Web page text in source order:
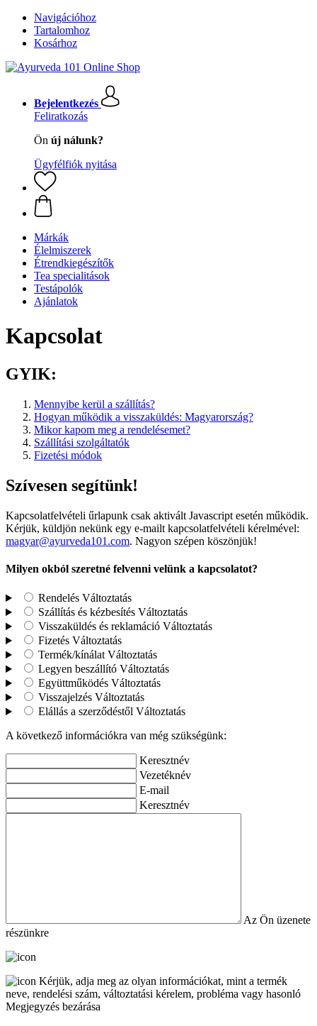
Navigációhoz
Tartalomhoz
Kosárhoz
Bejelentkezés
Feliratkozás
Ön új nálunk?
Ügyfélfiók nyitása
Márkák
Élelmiszerek
Étrendkiegészítők
Tea specialitások
Testápolók
Ajánlatok
Kapcsolat
GYIK:
Mennyibe kerül a szállítás?
Hogyan működik a visszaküldés: Magyarország?
Mikor kapom meg a rendelésemet?
Szállítási szolgáltatók
Fizetési módok
Szívesen segítünk!
Kapcsolatfelvételi űrlapunk csak aktivált Javascript esetén működik.
Kérjük, küldjön nekünk egy e-mailt kapcsolatfelvételi kérelmével:
magyar@ayurveda101.com. Nagyon szépen köszönjük!
Milyen okból szeretné felvenni velünk a kapcsolatot?
Rendelés Változtatás
Szállítás és kézbesítés Változtatás
Visszaküldés és reklamáció Változtatás
Fizetés Változtatás
Termék/kínálat Változtatás
Legyen beszállító Változtatás
Együttműködés Változtatás
Visszajelzés Változtatás
Elállás a szerződéstől Változtatás
A következő információkra van még szükségünk:
Keresztnév
Vezetéknév
E-mail
Keresztnév
Az Ön üzenete
részünkre
Kérjük, adja meg az olyan információkat, mint a termék
neve, rendelési szám, változtatási kérelem, probléma vagy hasonló
Megjegyzés bezárása